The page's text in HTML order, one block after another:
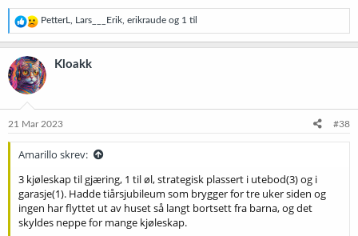
R
e
a
s
j
n
e
PetterL Lars___Erik erikraude og 1 til
Kloakk
21 Mar 2023 #38
Amarillo skrev:
3 kjøleskap til gjæring, 1 til øl, strategisk plassert i utebod(3) og i
garasje(1). Hadde tiårsjubileum som brygger for tre uker siden og
ingen har flyttet ut av huset så langt bortsett fra barna, og det
skyldes neppe for mange kjøleskap.